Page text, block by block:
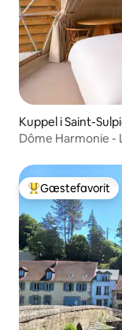
Kuppel i Saint-
Dôme Harmonie -
Bedste
Gæstefavorit